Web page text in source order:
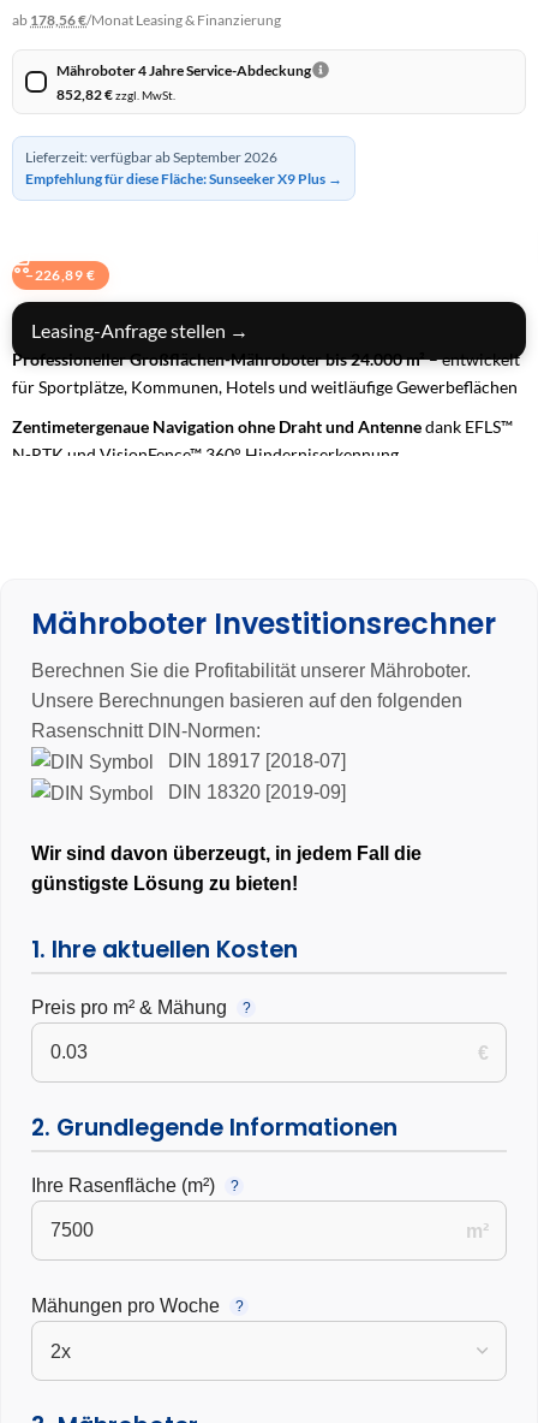
ab 178,56 €/Monat Leasing & Finanzierung
Mähroboter 4 Jahre Service-Abdeckung
852,82€zzgl. MwSt.
Lieferzeit: verfügbar ab September 2026
Empfehlung für diese Fläche: Sunseeker X9 Plus →
−226,89 €
Leasing-Anfrage stellen →
Professioneller Großflächen-Mähroboter bis 24.000 m²– entwickelt
für Sportplätze, Kommunen, Hotels und weitläufige Gewerbeflächen
Zentimetergenaue Navigation ohne Draht und Antennedank EFLS™
N-RTK und VisionFence™ 360° Hinderniserkennung
Anwendungen
Mähroboter Investitionsrechner
Berechnen Sie die Profitabilität unserer Mähroboter.
Unsere Berechnungen basieren auf den folgenden
Rasenschnitt DIN-Normen:
DIN 18917 [2018-07]
DIN 18320 [2019-09]
Wir sind davon überzeugt, in jedem Fall die
günstigste Lösung zu bieten!
1. Ihre aktuellen Kosten
Preis pro m² & Mähung ?
€
2. Grundlegende Informationen
Ihre Rasenfläche (m²) ?
m²
Mähungen pro Woche ?